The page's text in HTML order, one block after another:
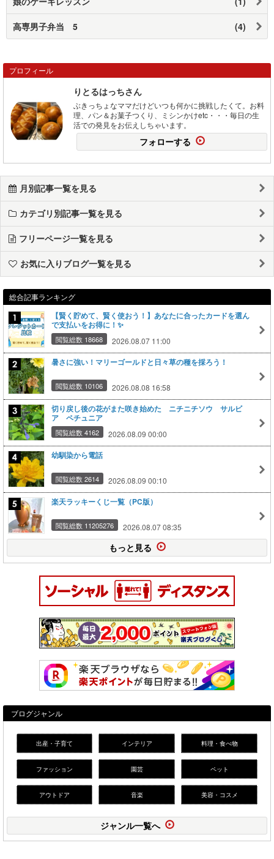
高専男子弁当 5 (4)
プロフィール
りとるはっちさん
ぶきっちょなママだけどいつも何かに挑戦したくて。お料
理、パン＆お菓子つくり、ミシンかけetc・・・毎日の生
活での発見をお伝えしちゃいます。
フォローする
月別記事一覧を見る
カテゴリ別記事一覧を見る
フリーページ一覧を見る
お気に入りブログ一覧を見る
総合記事ランキング
【賢く貯めて、賢く使おう！】あなたに合ったカードを選ん
で支払いをお得に！✨
閲覧総数 18668 2026.08.07 11:00
暑さに強い！マリーゴールドと日々草の種を採ろう！
閲覧総数 10106 2026.08.08 16:58
切り戻し後の花がまた咲き始めた ニチニチソウ サルビ
ア ペチュニア
閲覧総数 4162 2026.08.09 00:00
幼馴染から電話
閲覧総数 2614 2026.08.09 00:10
楽天ラッキーくじ一覧（PC版）
閲覧総数 11205276 2026.08.07 08:35
もっと見る
ブログジャンル
出産・子育て インテリア 料理・食べ物
ファッション 園芸 ペット
アウトドア 音楽 美容・コスメ
ジャンル一覧へ